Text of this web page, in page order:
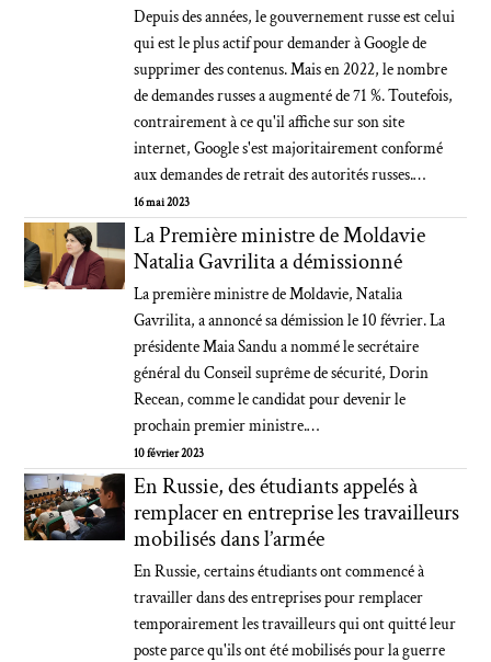
Depuis des années, le gouvernement russe est celui
qui est le plus actif pour demander à Google de
supprimer des contenus. Mais en 2022, le nombre
de demandes russes a augmenté de 71 %. Toutefois,
contrairement à ce qu'il affiche sur son site
internet, Google s'est majoritairement conformé
aux demandes de retrait des autorités russes.…
16 mai 2023
La Première ministre de Moldavie
Natalia Gavrilita a démissionné
La première ministre de Moldavie, Natalia
Gavrilita, a annoncé sa démission le 10 février. La
présidente Maia Sandu a nommé le secrétaire
général du Conseil suprême de sécurité, Dorin
Recean, comme le candidat pour devenir le
prochain premier ministre.…
10 février 2023
En Russie, des étudiants appelés à
remplacer en entreprise les travailleurs
mobilisés dans l’armée
En Russie, certains étudiants ont commencé à
travailler dans des entreprises pour remplacer
temporairement les travailleurs qui ont quitté leur
poste parce qu'ils ont été mobilisés pour la guerre